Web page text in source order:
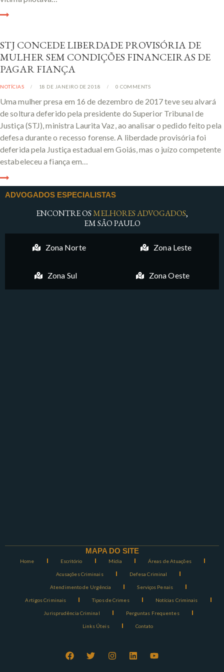
STJ CONCEDE LIBERDADE PROVISÓRIA DE
MULHER SEM CONDIÇÕES FINANCEIRAS DE
PAGAR FIANÇA
NOTÍCIAS 18 DE JANEIRO DE 2018 0 COMMENTS
Uma mulher presa em 16 de dezembro de 2017 teve seu alvará
de soltura deferido pela presidente do Superior Tribunal de
Justiça (STJ), ministra Laurita Vaz, ao analisar o pedido feito pela
defesa durante o recesso forense. A liberdade provisória foi
deferida pela Justiça estadual em Goiás, mas o juízo competente
estabeleceu a fiança em…
ADVOGADOS ESPECIALISTAS
ENCONTRE OSMELHORES ADVOGADOS,
EM SÃO PAULO
Zona Norte Zona Leste
Zona Sul Zona Oeste
MAPA DO SITE
Home Escritório Mídia Áreas de Atuações
Acusações Criminais Defesa Criminal
Atendimento de Urgência Serviços Penais
Artigos Criminais Tipos de Crimes Notícias Criminais
Jurisprudência Criminal Perguntas Frequentes
Links Úteis Contato